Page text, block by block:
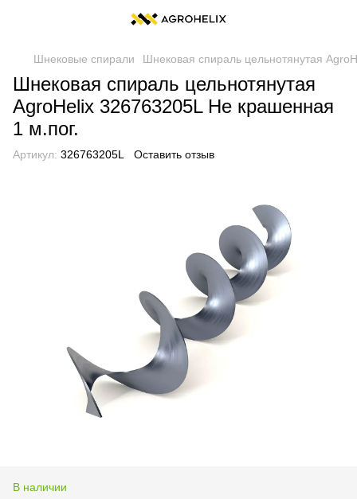
Шнековые спирали Шнековая спираль цельнотянутая
Шнековая спираль цельнотянутая
AgroHelix 326763205L Не крашенная
1 м.пог.
Артикул: 326763205L Оставить отзыв
В наличии